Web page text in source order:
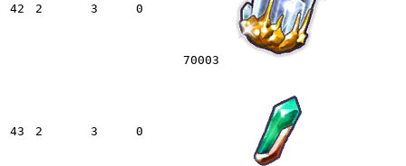
42 2 3 0
70003
43 2 3 0